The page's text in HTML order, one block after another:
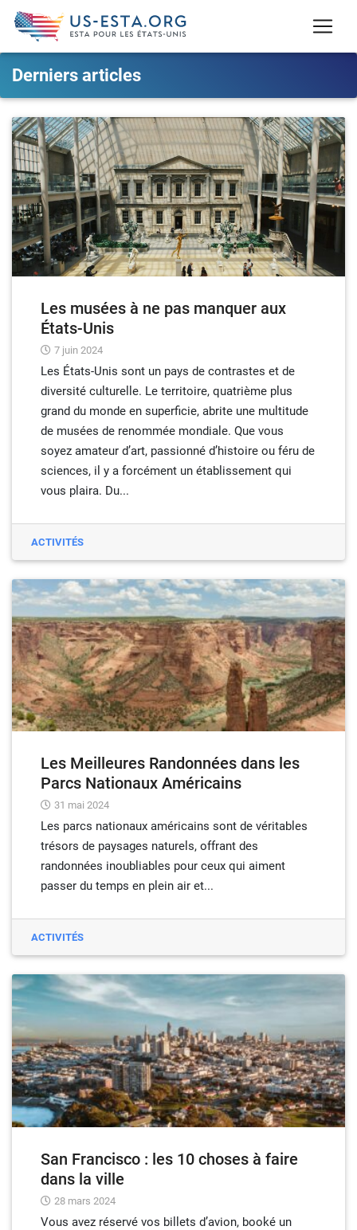
Derniers articles
Les musées à ne pas manquer aux
États-Unis
7 juin 2024
Les États-Unis sont un pays de contrastes et de
diversité culturelle. Le territoire, quatrième plus
grand du monde en superficie, abrite une multitude
de musées de renommée mondiale. Que vous
soyez amateur d’art, passionné d’histoire ou féru de
sciences, il y a forcément un établissement qui
vous plaira. Du...
ACTIVITÉS
Les Meilleures Randonnées dans les
Parcs Nationaux Américains
31 mai 2024
Les parcs nationaux américains sont de véritables
trésors de paysages naturels, offrant des
randonnées inoubliables pour ceux qui aiment
passer du temps en plein air et...
ACTIVITÉS
San Francisco : les 10 choses à faire
dans la ville
28 mars 2024
Vous avez réservé vos billets d’avion, booké un